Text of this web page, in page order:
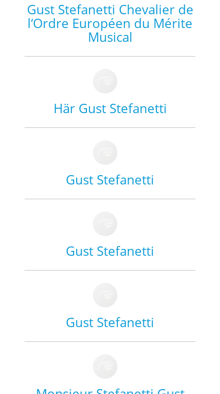
Gust Stefanetti Chevalier de
l‘Ordre Européen du Mérite
Musical
Här Gust Stefanetti
Gust Stefanetti
Gust Stefanetti
Gust Stefanetti